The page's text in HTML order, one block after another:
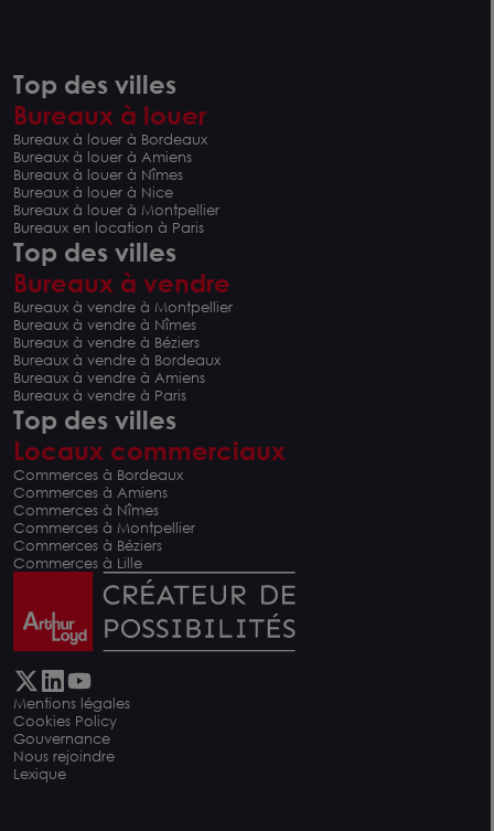
Top des villes
Bureaux à louer
Bureaux à louer à Bordeaux
Bureaux à louer à Amiens
Bureaux à louer à Nîmes
Bureaux à louer à Nice
Bureaux à louer à Montpellier
Bureaux en location à Paris
Top des villes
Bureaux à vendre
Bureaux à vendre à Montpellier
Bureaux à vendre à Nîmes
Bureaux à vendre à Béziers
Bureaux à vendre à Bordeaux
Bureaux à vendre à Amiens
Bureaux à vendre à Paris
Top des villes
Locaux commerciaux
Commerces à Bordeaux
Commerces à Amiens
Commerces à Nîmes
Commerces à Montpellier
Commerces à Béziers
Commerces à Lille
Mentions légales
Cookies Policy
Gouvernance
Nous rejoindre
Lexique